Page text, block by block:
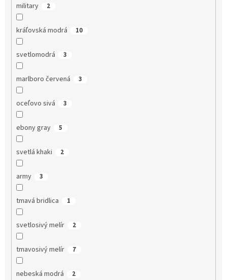
military 2
kráľovská modrá 10
svetlomodrá 3
marlboro červená 3
oceľovo sivá 3
ebony gray 5
svetlá khaki 2
army 3
tmavá bridlica 1
svetlosivý melír 2
tmavosivý melír 7
nebeská modrá 2